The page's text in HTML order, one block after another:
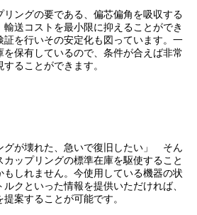
リングの要である、偏芯偏角を吸収する
送コストを最小限に抑えることができ
証を行いその安定化も図っています。一
保有しているので、条件が合えば非常
ることができます。
グが壊れた、急いで復旧したい」 そん
ップリングの標準在庫を駆使すること
もしれません。今使用している機器の状
クといった情報を提供いただければ、
案することが可能です。